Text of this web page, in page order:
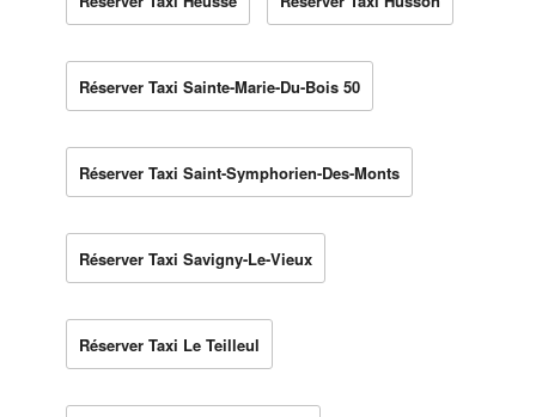
Réserver Taxi Sainte-Marie-Du-Bois 50
Réserver Taxi Saint-Symphorien-Des-Monts
Réserver Taxi Savigny-Le-Vieux
Réserver Taxi Le Teilleul